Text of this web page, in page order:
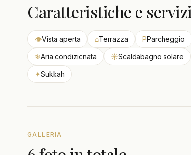
Caratteristiche e servizi
👁Vista aperta ⌂Terrazza PParcheggio
❄Aria condizionata ☀Scaldabagno solare
✦Sukkah
GALLERIA